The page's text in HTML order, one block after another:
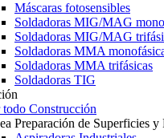
Máscaras fotosensibles
Soldadoras MIG/MAG
Soldadoras MIG/MAG
Soldadoras MMA
Soldadoras MMA trifásicas
Soldadoras TIG
todo Construcción
Preparación de Superficies y